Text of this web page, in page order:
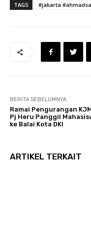
TAGS #jakarta
BERITA SEBELUMNYA
Ramai Pengurangan
Pj Heru Panggil
ke Balai Kota DKI
ARTIKEL TERKAIT